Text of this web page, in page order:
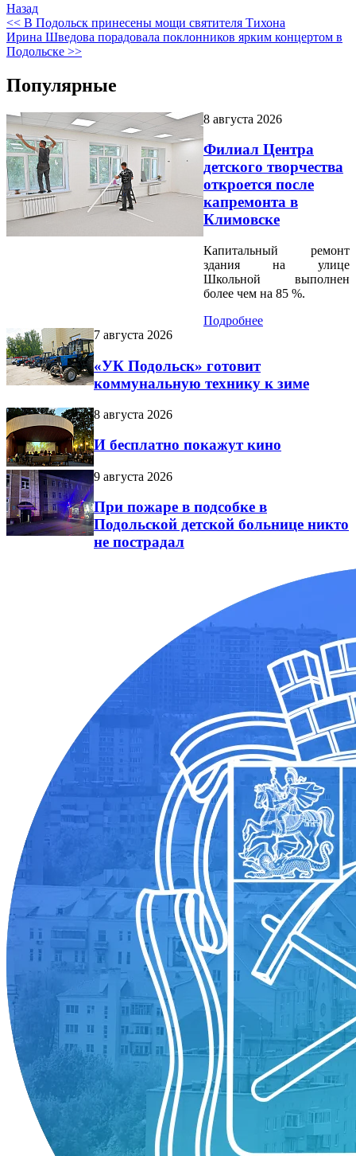
Назад
<< В Подольск принесены мощи святителя Тихона
Ирина Шведова порадовала поклонников ярким концертом в
Подольске >>
Популярные
8 августа 2026
Филиал Центра
детского творчества
откроется после
капремонта в
Климовске
Капитальный ремонт
здания на улице
Школьной выполнен
более чем на 85 %.
Подробнее
7 августа 2026
«УК Подольск» готовит
коммунальную технику к зиме
8 августа 2026
И бесплатно покажут кино
9 августа 2026
При пожаре в подсобке в
Подольской детской больнице никто
не пострадал